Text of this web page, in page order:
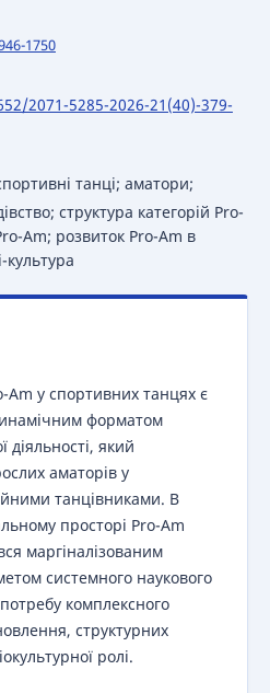
1750
2071-5285-2026-21(40)-379-
танці; аматори;
структура категорій Pro-
Am; розвиток Pro-Am в
культура
Am у спортивних танцях є
форматом
діяльності, який
аматорів у
танцівниками. В
просторі Pro-Am
маргіналізованим
системного наукового
комплексного
структурних
ролі.